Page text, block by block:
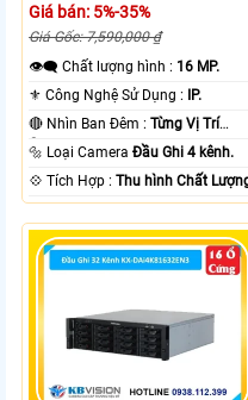
Giá bán: 5%-35%
Giá Gốc: 7,590,000 ₫
👁️‍🗨 Chất lượng hình : 16 MP.
⚜️ Công Nghệ Sử Dụng :
IP.
🔴 Nhìn Ban Đêm :Từng Vị Trí
Camera .
🔩 Loại CameraĐầu Ghi 4 kênh.
️💠 Tích Hợp :Thu hình Chất